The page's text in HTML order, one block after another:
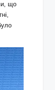
що